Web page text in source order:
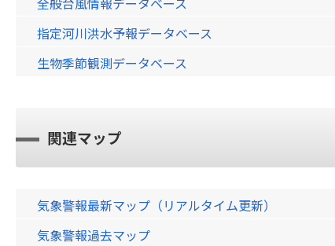
指定河川洪水予報データベース
生物季節観測データベース
関連マップ
気象警報最新マップ（リアルタイム更新）
気象警報過去マップ